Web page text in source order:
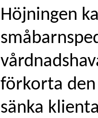
Höjningen
förkorta
sänka